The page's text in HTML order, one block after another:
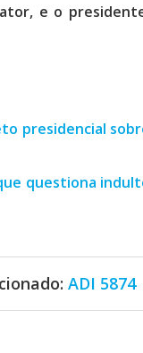
e o
presidencial
questiona
ADI 5874